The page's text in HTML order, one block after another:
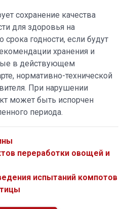
сохранение качества
для здоровья на
годности, если будут
хранения и
в действующем
нормативно-технической
При нарушении
может быть испорчен
периода.
переработки овощей и
испытаний компотов